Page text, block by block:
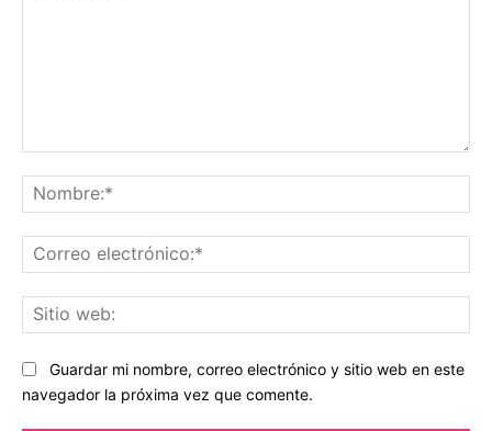
Guardar mi nombre, correo electrónico y sitio web en este
navegador la próxima vez que comente.